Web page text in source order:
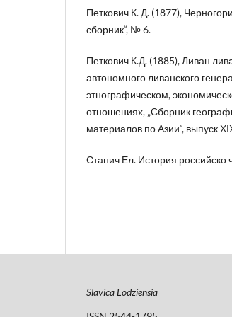
Петкович К. Д. (1877),
сборник“, № 6.
Петкович К.Д. (1885), Ливан
автономного ливанского
этнографическом,
отношениях, „Сборник
материалов по Азии“, выпуск
Станич Ел. История российско
Slavica Lodziensia